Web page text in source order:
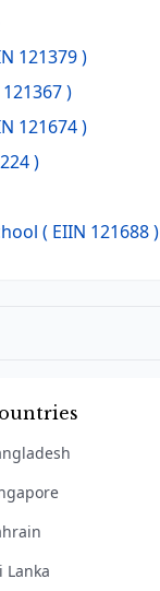
121379 )
)
121674 )
)
( EIIN 121688 )
Lanka